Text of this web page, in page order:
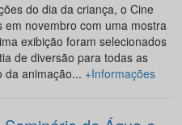
do dia da criança, o Cine
novembro com uma mostra
exibição foram selecionados
de diversão para todas as
da animação... +Informações